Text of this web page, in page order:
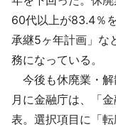
60代以上が83.4％
承継5ヶ年計画」な
務になっている。
今後も休廃業・
月に金融庁は、「
表。選択項目に「